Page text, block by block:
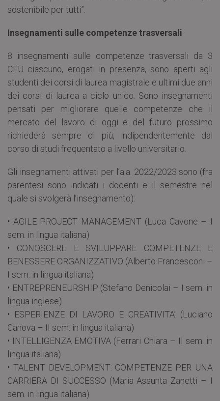
sostenibile per tutti”.
Insegnamenti sulle competenze trasversali
8 insegnamenti sulle competenze trasversali da 3
CFU ciascuno, erogati in presenza, sono aperti agli
studenti dei corsi di laurea magistrale e ultimi due anni
dei corsi di laurea a ciclo unico. Sono insegnamenti
pensati per migliorare quelle competenze che il
mercato del lavoro di oggi e del futuro prossimo
richiederà sempre di più, indipendentemente dal
corso di studi frequentato a livello universitario.
Gli insegnamenti attivati per l’a.a. 2022/2023 sono (fra
parentesi sono indicati i docenti e il semestre nel
quale si svolgerà l’insegnamento):
• AGILE PROJECT MANAGEMENT (Luca Cavone – I
sem. in lingua italiana)
• CONOSCERE E SVILUPPARE COMPETENZE E
BENESSERE ORGANIZZATIVO (Alberto Francesconi –
I sem. in lingua italiana)
• ENTREPRENEURSHIP (Stefano Denicolai – I sem. in
lingua inglese)
• ESPERIENZE DI LAVORO E CREATIVITA’ (Luciano
Canova – II sem. in lingua italiana)
• INTELLIGENZA EMOTIVA (Ferrari Chiara – II sem. in
lingua italiana)
• TALENT DEVELOPMENT: COMPETENZE PER UNA
CARRIERA DI SUCCESSO (Maria Assunta Zanetti – I
sem. in lingua italiana)